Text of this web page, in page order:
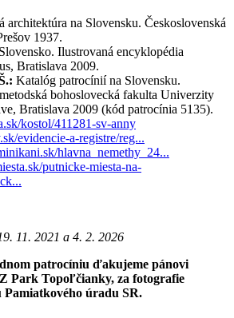
architektúra na Slovensku. Československá
1937.
Slovensko. Ilustrovaná encyklopédia
Bratislava 2009.
Katalóg patrocínií na Slovensku.
bohoslovecká fakulta Univerzity
Bratislava 2009 (kód patrocínia 5135).
kostol/411281-sv-anny
evidencie-a-registre/reg...
hlavna_nemethy_24...
putnicke-miesta-na-
11. 2021 a 4. 2. 2026
patrocíniu ďakujeme pánovi
Park Topoľčianky, za fotografie
úradu SR.